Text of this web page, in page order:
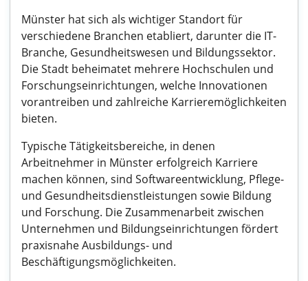
Münster hat sich als wichtiger Standort für
verschiedene Branchen etabliert, darunter die IT-
Branche, Gesundheitswesen und Bildungssektor.
Die Stadt beheimatet mehrere Hochschulen und
Forschungseinrichtungen, welche Innovationen
vorantreiben und zahlreiche Karrieremöglichkeiten
bieten.
Typische Tätigkeitsbereiche, in denen
Arbeitnehmer in Münster erfolgreich Karriere
machen können, sind Softwareentwicklung, Pflege-
und Gesundheitsdienstleistungen sowie Bildung
und Forschung. Die Zusammenarbeit zwischen
Unternehmen und Bildungseinrichtungen fördert
praxisnahe Ausbildungs- und
Beschäftigungsmöglichkeiten.